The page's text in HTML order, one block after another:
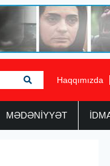
Haqqımızda
MƏDƏNİYYƏT